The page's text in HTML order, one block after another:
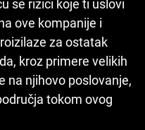
se rizici koje ti uslovi
ove kompanije i
za ostatak
kroz primere velikih
na njihovo poslovanje,
tokom ovog